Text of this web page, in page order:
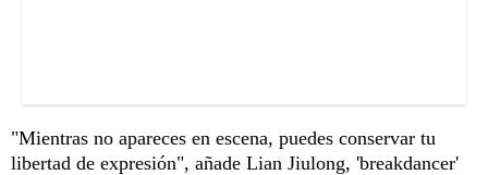
"Mientras no apareces en escena, puedes conservar tu
libertad de expresión", añade Lian Jiulong, 'breakdancer'